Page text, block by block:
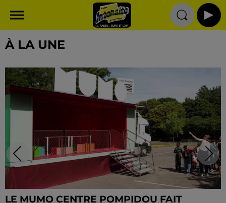
À LA UNE
LE MUMO CENTRE POMPIDOU FAIT